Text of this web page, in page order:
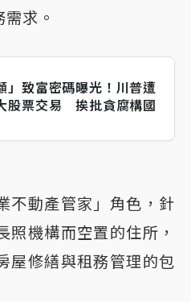
求。
」致富密碼曝光！川普遭
股票交易 挨批貪腐構國
不動產管家」角色，針
照機構而空置的住所，
屋修繕與租務管理的包